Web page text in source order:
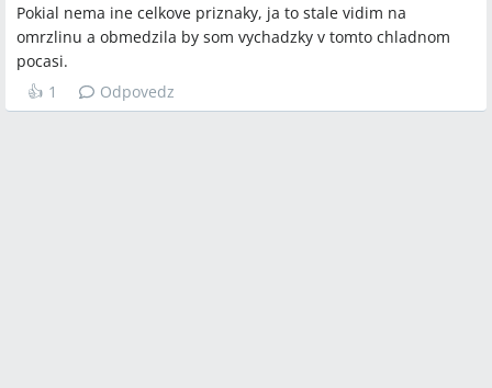
Pokial nema ine celkove priznaky, ja to stale vidim na
omrzlinu a obmedzila by som vychadzky v tomto chladnom
pocasi.
👍 1 Odpovedz